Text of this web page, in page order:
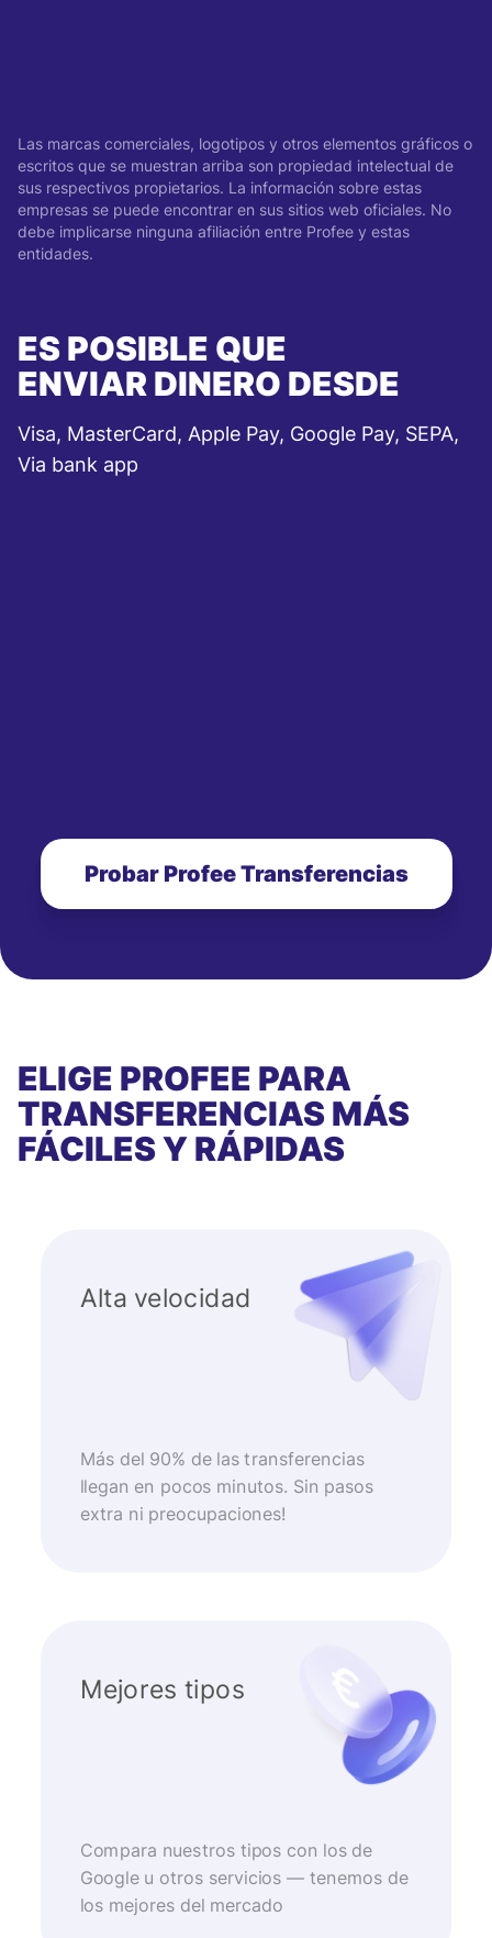
Las marcas comerciales, logotipos y otros elementos gráficos o
escritos que se muestran arriba son propiedad intelectual de
sus respectivos propietarios. La información sobre estas
empresas se puede encontrar en sus sitios web oficiales. No
debe implicarse ninguna afiliación entre Profee y estas
entidades.
ES POSIBLE QUE
ENVIAR DINERO DESDE
Visa, MasterCard, Apple Pay, Google Pay, SEPA,
Via bank app
Probar Profee Transferencias
ELIGE PROFEE PARA
TRANSFERENCIAS MÁS
FÁCILES Y RÁPIDAS
Alta velocidad
Más del 90% de las transferencias
llegan en pocos minutos. Sin pasos
extra ni preocupaciones!
Mejores tipos
Compara nuestros tipos con los de
Google u otros servicios — tenemos de
los mejores del mercado